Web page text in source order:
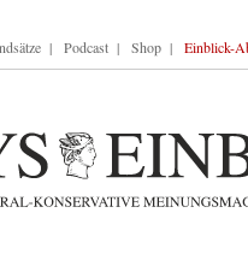
Podcast Shop Einblick-